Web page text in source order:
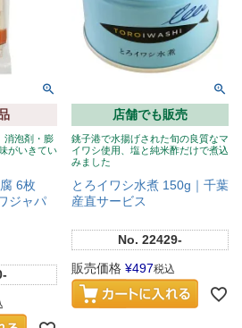
消泡剤・膨
がいきてい
6枚
ジャパ
店舗でも販売
銚子港で水揚げされた旬の良質なマ
イワシ使用、塩と純米酢だけで煮込
みました
とろイワシ水煮 150g｜千葉
産直サービス
No. 22429-
販売価格 ¥497税込